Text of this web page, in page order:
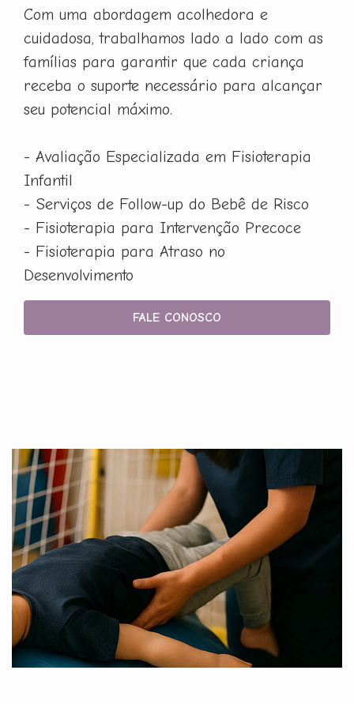
Com uma abordagem acolhedora e
cuidadosa, trabalhamos lado a lado com as
famílias para garantir que cada criança
receba o suporte necessário para alcançar
seu potencial máximo.
- Avaliação Especializada em Fisioterapia
Infantil
- Serviços de Follow-up do Bebê de Risco
- Fisioterapia para Intervenção Precoce
- Fisioterapia para Atraso no
Desenvolvimento
FALE CONOSCO